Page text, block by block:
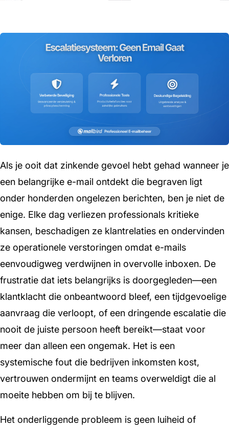
Als je ooit dat zinkende gevoel hebt gehad wanneer je
een belangrijke e-mail ontdekt die begraven ligt
onder honderden ongelezen berichten, ben je niet de
enige. Elke dag verliezen professionals kritieke
kansen, beschadigen ze klantrelaties en ondervinden
ze operationele verstoringen omdat e-mails
eenvoudigweg verdwijnen in overvolle inboxen. De
frustratie dat iets belangrijks is doorgegleden—een
klantklacht die onbeantwoord bleef, een tijdgevoelige
aanvraag die verloopt, of een dringende escalatie die
nooit de juiste persoon heeft bereikt—staat voor
meer dan alleen een ongemak. Het is een
systemische fout die bedrijven inkomsten kost,
vertrouwen ondermijnt en teams overweldigt die al
moeite hebben om bij te blijven.
Het onderliggende probleem is geen luiheid of